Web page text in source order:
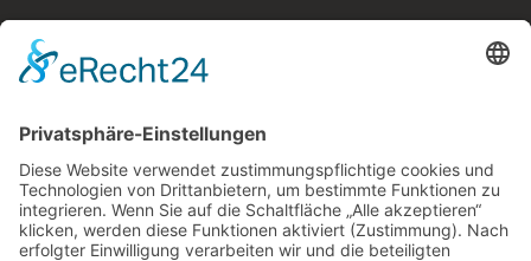
Kostenloses E-Book
Memento Mori
Eine philosophische Meditation über das Leben, den
Tod und die Vergänglichkeit.
Mehr Infos zum E-Book →